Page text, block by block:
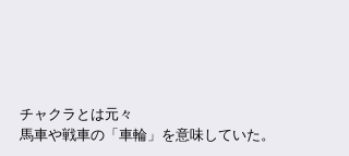
チャクラとは元々
馬車や戦車の「車輪」を意味していた。